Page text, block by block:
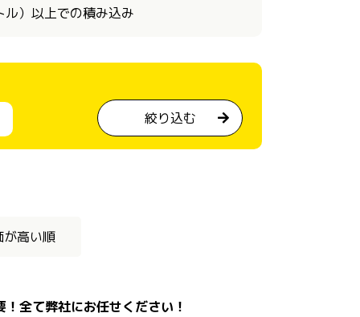
）以上での積み込み
絞り込む
が高い順
全て弊社にお任せください！